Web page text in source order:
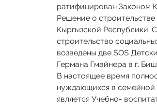
ратифицирован Законом
Решение о
Кыргызской Республики.
строительство
возведены две SOS
Германа Гмайнера в г.
В настоящее время
нуждающихся в семейной
является Учебно-